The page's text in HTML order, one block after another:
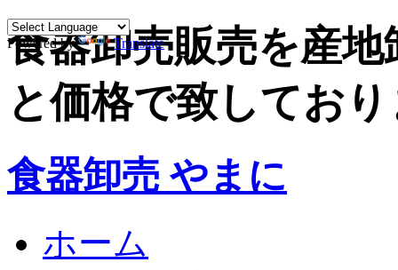
Powered by Translate
食器卸売販売を産
と価格で致してお
食器卸売 やまに
ホーム